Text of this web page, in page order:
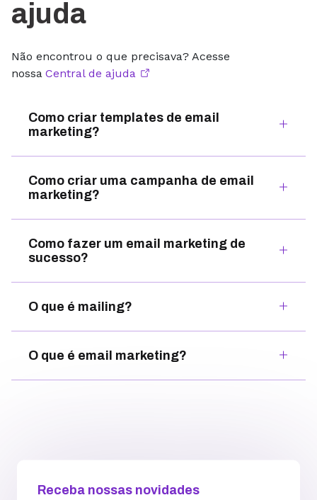
ajuda
Não encontrou o que precisava? Acesse
nossa Central de ajuda
Como criar templates de email
marketing?
Como criar uma campanha de email
marketing?
Como fazer um email marketing de
sucesso?
O que é mailing?
O que é email marketing?
Receba nossas novidades